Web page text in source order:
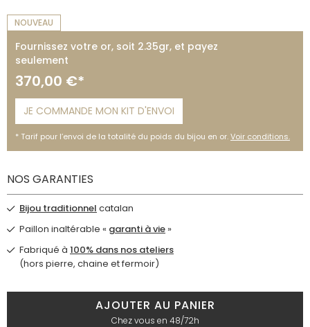
NOUVEAU
Fournissez votre or, soit 2.35gr, et payez
seulement
370,00 €*
Tarif pour l’envoi de la totalité du poids du bijou en or.Voir conditions.
JE COMMANDE MON KIT D'ENVOI
NOS GARANTIES
Bijou traditionnel catalan
Paillon inaltérable « garanti à vie »
Fabriqué à 100% dans nos ateliers
(hors pierre, chaine et fermoir)
AJOUTER AU PANIER
Chez vous en 48/72h